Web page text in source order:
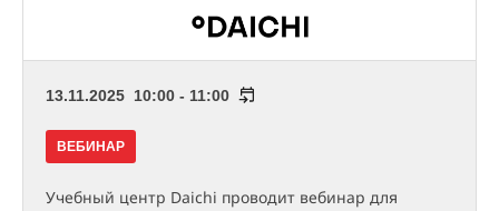
13.11.2025 10:00 - 11:00
ВЕБИНАР
Учебный центр Daichi проводит вебинар для